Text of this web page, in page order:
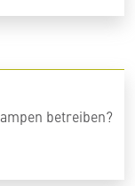
betreiben?